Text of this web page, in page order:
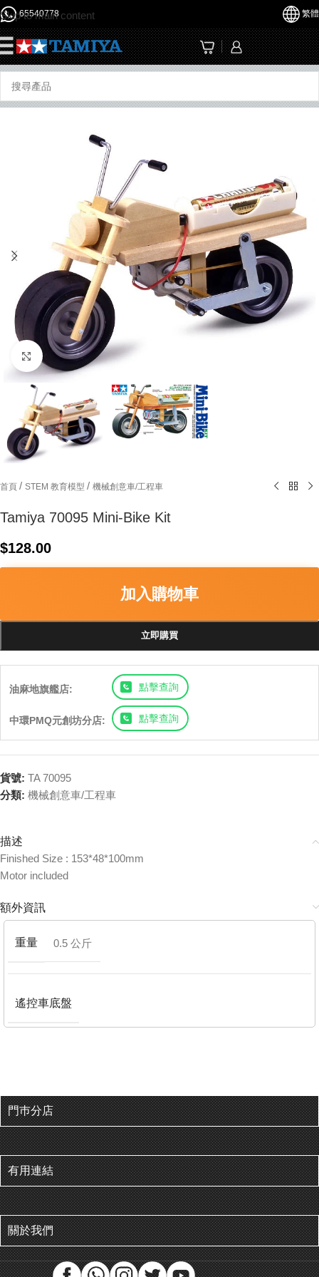
Skip to main content
65540778 繁體
Click to enlarge
首頁 / STEM 教育模型 / 機械創意車/工程車
Tamiya 70095 Mini-Bike Kit
$128.00
加入購物車
立即購買
油麻地旗艦店: 點擊查詢
中環PMQ元創坊分店: 點擊查詢
貨號: TA 70095
分類: 機械創意車/工程車
描述
Finished Size : 153*48*100mm
Motor included
額外資訊
重量 0.5 公斤
遙控車底盤
門巿分店
有用連結
關於我們